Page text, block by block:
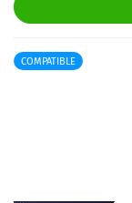
COMPATIBLE